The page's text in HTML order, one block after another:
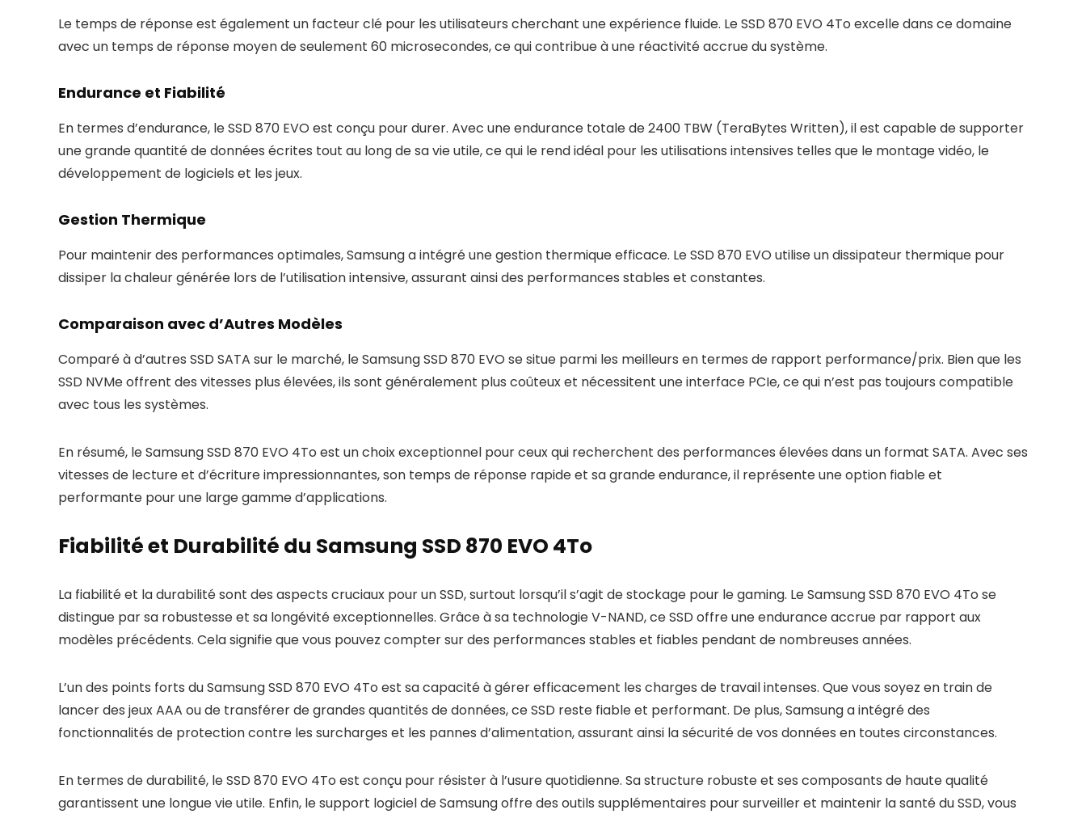
Le temps de réponse est également un facteur clé pour les utilisateurs cherchant une expérience fluide. Le SSD 870 EVO 4To excelle dans ce domaine
avec un temps de réponse moyen de seulement 60 microsecondes, ce qui contribue à une réactivité accrue du système.
Endurance et Fiabilité
En termes d’endurance, le SSD 870 EVO est conçu pour durer. Avec une endurance totale de 2400 TBW (TeraBytes Written), il est capable de supporter
une grande quantité de données écrites tout au long de sa vie utile, ce qui le rend idéal pour les utilisations intensives telles que le montage vidéo, le
développement de logiciels et les jeux.
Gestion Thermique
Pour maintenir des performances optimales, Samsung a intégré une gestion thermique efficace. Le SSD 870 EVO utilise un dissipateur thermique pour
dissiper la chaleur générée lors de l’utilisation intensive, assurant ainsi des performances stables et constantes.
Comparaison avec d’Autres Modèles
Comparé à d’autres SSD SATA sur le marché, le Samsung SSD 870 EVO se situe parmi les meilleurs en termes de rapport performance/prix. Bien que les
SSD NVMe offrent des vitesses plus élevées, ils sont généralement plus coûteux et nécessitent une interface PCIe, ce qui n’est pas toujours compatible
avec tous les systèmes.
En résumé, le Samsung SSD 870 EVO 4To est un choix exceptionnel pour ceux qui recherchent des performances élevées dans un format SATA. Avec ses
vitesses de lecture et d’écriture impressionnantes, son temps de réponse rapide et sa grande endurance, il représente une option fiable et
performante pour une large gamme d’applications.
Fiabilité et Durabilité du Samsung SSD 870 EVO 4To
La fiabilité et la durabilité sont des aspects cruciaux pour un SSD, surtout lorsqu’il s’agit de stockage pour le gaming. Le Samsung SSD 870 EVO 4To se
distingue par sa robustesse et sa longévité exceptionnelles. Grâce à sa technologie V-NAND, ce SSD offre une endurance accrue par rapport aux
modèles précédents. Cela signifie que vous pouvez compter sur des performances stables et fiables pendant de nombreuses années.
L’un des points forts du Samsung SSD 870 EVO 4To est sa capacité à gérer efficacement les charges de travail intenses. Que vous soyez en train de
lancer des jeux AAA ou de transférer de grandes quantités de données, ce SSD reste fiable et performant. De plus, Samsung a intégré des
fonctionnalités de protection contre les surcharges et les pannes d’alimentation, assurant ainsi la sécurité de vos données en toutes circonstances.
En termes de durabilité, le SSD 870 EVO 4To est conçu pour résister à l’usure quotidienne. Sa structure robuste et ses composants de haute qualité
garantissent une longue vie utile. Enfin, le support logiciel de Samsung offre des outils supplémentaires pour surveiller et maintenir la santé du SSD, vous